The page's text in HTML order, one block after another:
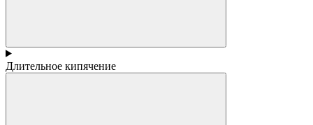
Длительное кипячение